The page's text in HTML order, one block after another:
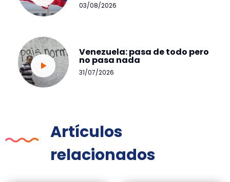
03/08/2026
Venezuela: pasa de todo pero
no pasa nada
31/07/2026
Artículos
relacionados